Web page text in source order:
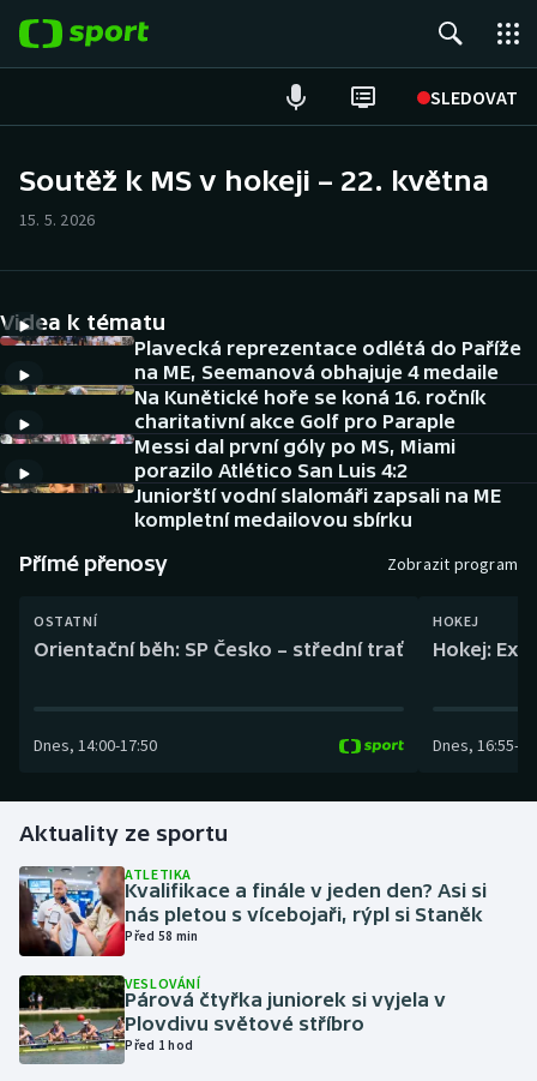
SLEDOVAT
Hokej
Tenis
Atletika
Cyklistika
DALŠÍ SPORTY
Americký fotbal
Baseball a softbal
Basketbal
Curling
Dostihy
Florbal
Futsal
NEPŘEHLÉDNĚTE
Soutěže
Historické návraty
Soutěž k MS v hokeji – 22. května
15. 5. 2026
Videa k tématu
Plavecká reprezentace odlétá do Paříže
na ME, Seemanová obhajuje 4 medaile
Na Kunětické hoře se koná 16. ročník
charitativní akce Golf pro Paraple
Messi dal první góly po MS, Miami
porazilo Atlético San Luis 4:2
Juniorští vodní slalomáři zapsali na ME
kompletní medailovou sbírku
Přímé přenosy Zobrazit program
OSTATNÍ
Orientační běh: SP Česko – střední trať
Dnes, 14:00-17:50
HOKEJ
Hokej:
Dnes, 16:55-
Aktuality ze sportu
ATLETIKA
Kvalifikace a finále v jeden den? Asi si
nás pletou s vícebojaři, rýpl si Staněk
Před 58 min
VESLOVÁNÍ
Párová čtyřka juniorek si vyjela v
Plovdivu světové stříbro
Před 1 hod